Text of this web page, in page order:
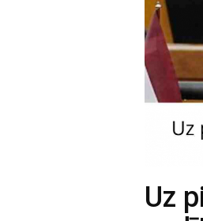
Uz